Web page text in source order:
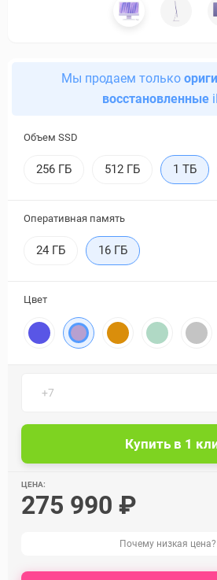
Мы продаем только
восстановленные
Объем SSD
256 ГБ 512 ГБ 1 ТБ
Оперативная память
24 ГБ 16 ГБ
Цвет
ЦЕНА:
275 990 ₽
Почему низкая цена?